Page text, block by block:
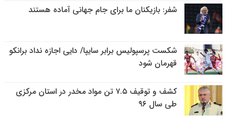
شفر: بازیکنان ما برای جام جهانی آماده هستند
شکست پرسپولیس برابر سایپا/ دایی اجازه نداد برانکو
قهرمان شود
کشف و توقیف ۷.۵ تن مواد مخدر در استان مرکزی
طی سال ۹۶